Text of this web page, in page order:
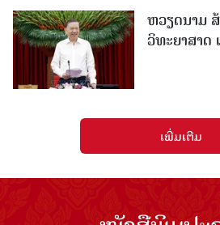
ຫວຽດນາມ
ວິທະຍາສາດ
ເພີ່ມເຕີມ